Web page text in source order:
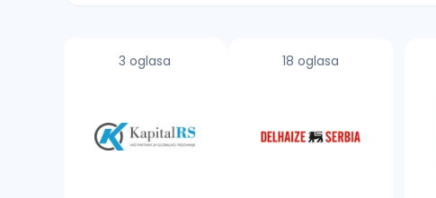
proverite pravopisne greške (koristite č, ć, š,
povećajte radijus za odabrani grad
3 oglasa 18 oglasa